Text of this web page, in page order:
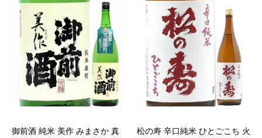
御前酒 純米 美作 みまさか 真
松の寿 辛口純米 ひとごこち 火